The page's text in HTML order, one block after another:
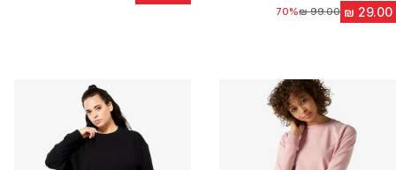
מחיר לפני הנחה‏99.00 ₪
70%